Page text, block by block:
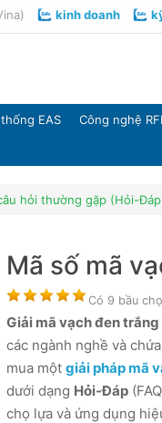
kinh doanh
EAS Công nghệ
hỏi thường gặp (Hỏi-Đáp
Mã số mã
Có 9 bầu
Giải mã vạch đen trắng
các ngành nghề và
mua một giải pháp mã
dưới dạng Hỏi-Đáp
chọ lựa và ứng dụng